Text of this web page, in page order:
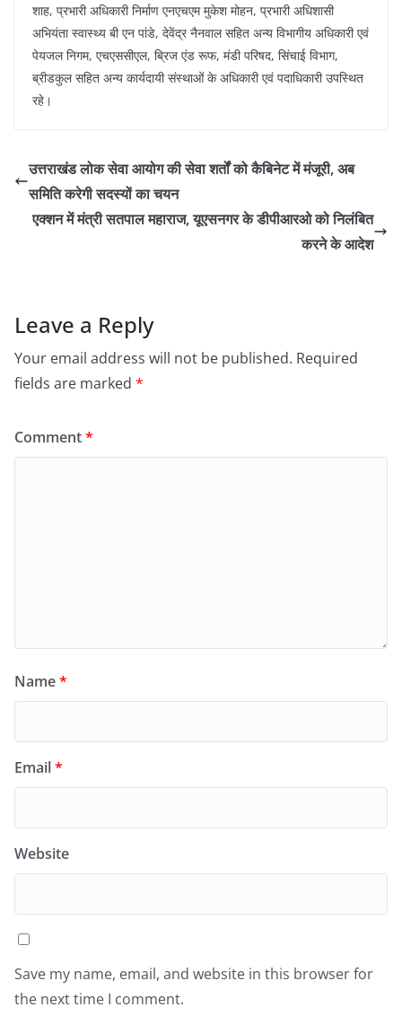
शाह, प्रभारी अधिकारी निर्माण एनएचएम मुकेश मोहन, प्रभारी अधिशासी
अभियंता स्वास्थ्य बी एन पांडे, देवेंद्र नैनवाल सहित अन्य विभागीय अधिकारी एवं
पेयजल निगम, एचएससीएल, ब्रिज एंड रूफ, मंडी परिषद, सिंचाई विभाग,
ब्रीडकुल सहित अन्य कार्यदायी संस्थाओं के अधिकारी एवं पदाधिकारी उपस्थित
रहे।
उत्तराखंड लोक सेवा आयोग की सेवा शर्तों को कैबिनेट में मंजूरी, अब
समिति करेगी सदस्यों का चयन
एक्शन में मंत्री सतपाल महाराज, यूएसनगर के डीपीआरओ को निलंबित
करने के आदेश
Leave a Reply
Your email address will not be published. Required
fields are marked *
Comment*
Name*
Email*
Website
Save my name, email, and website in this browser for
the next time I comment.